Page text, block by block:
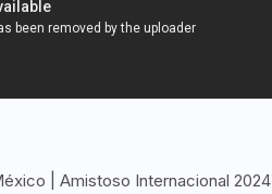
| Amistoso Internacional 2024